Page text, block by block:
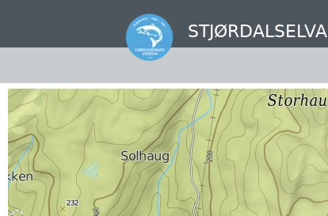
hovedinnhold
STJØRDALSELVA